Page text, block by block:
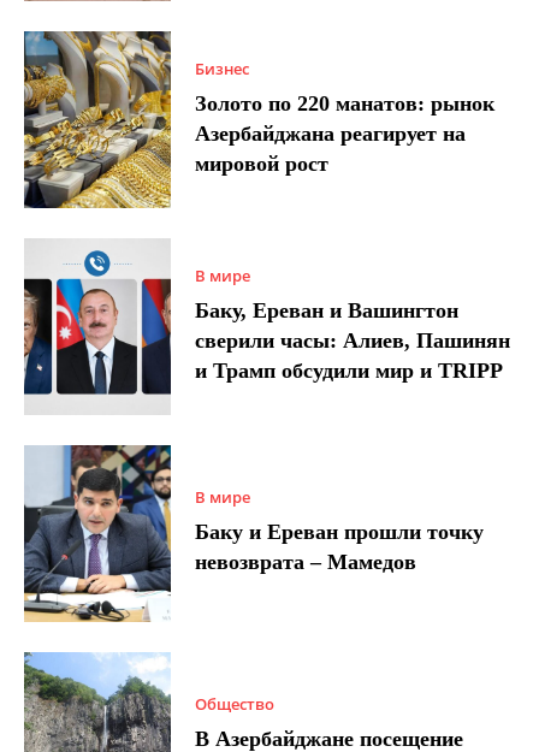
Бизнес
Золото по 220 манатов: рынок
Азербайджана реагирует на
мировой рост
В мире
Баку, Ереван и Вашингтон
сверили часы: Алиев, Пашинян
и Трамп обсудили мир и TRIPP
В мире
Баку и Ереван прошли точку
невозврата – Мамедов
Общество
В Азербайджане посещение